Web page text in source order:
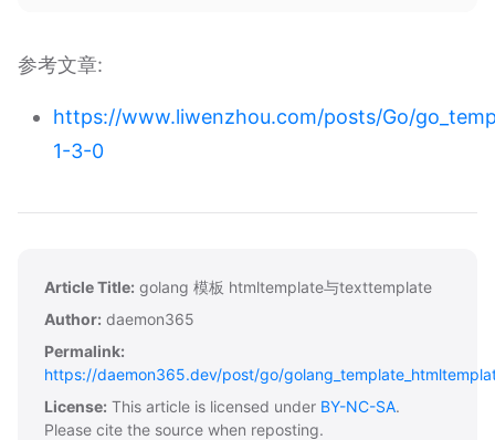
参考文章:
https://www.liwenzhou.com/posts/Go/
1-3-0
Article Title: golang 模板 htmltemplate与texttemplate
Author: daemon365
Permalink:
https://daemon365.dev/post/go/
License: This article is licensed under BY-NC-SA.
Please cite the source when reposting.